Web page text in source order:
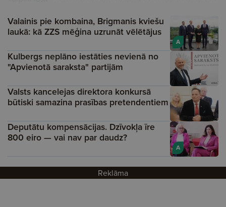
A
Valainis pie kombaina, Brigmanis kviešu
laukā: kā ZZS mēģina uzrunāt vēlētājus
Kulbergs neplāno iestāties nevienā no
"Apvienotā saraksta" partijām
Valsts kancelejas direktora konkursā
būtiski samazina prasības pretendentiem
A
Deputātu kompensācijas. Dzīvokļa īre
800 eiro — vai nav par daudz?
Reklāma